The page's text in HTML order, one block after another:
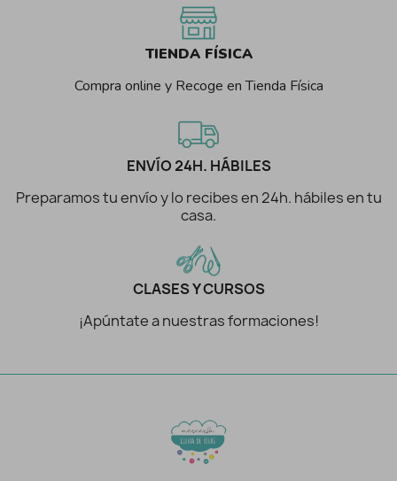
TIENDA FÍSICA
Compra online y Recoge en Tienda Física
ENVÍO 24H. HÁBILES
Preparamos tu envío y lo recibes en 24h. hábiles en tu
casa.
CLASES Y CURSOS
¡Apúntate a nuestras formaciones!